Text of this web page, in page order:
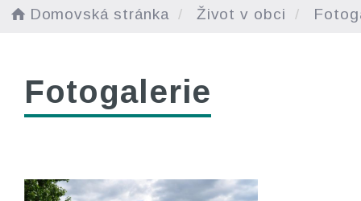
Domovská stránka Život v obci
Fotogalerie